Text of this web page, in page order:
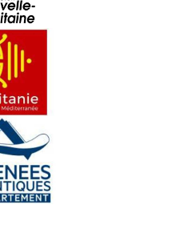
- Reportatge
- Reportatge